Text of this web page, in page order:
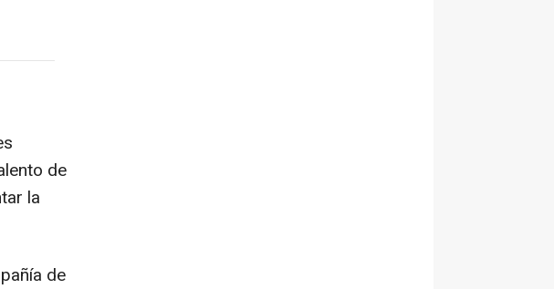
de
la
de